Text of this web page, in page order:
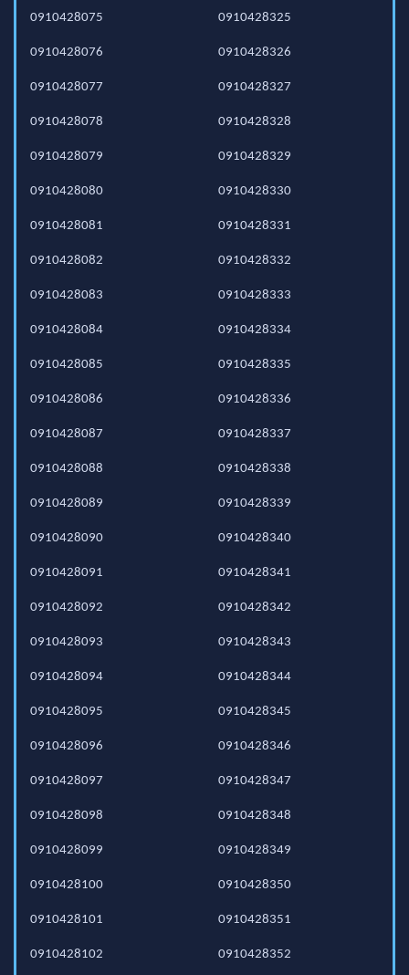
0910428075
0910428076
0910428077
0910428078
0910428079
0910428080
0910428081
0910428082
0910428083
0910428084
0910428085
0910428086
0910428087
0910428088
0910428089
0910428090
0910428091
0910428092
0910428093
0910428094
0910428095
0910428096
0910428097
0910428098
0910428099
0910428100
0910428101
0910428102
0910428325
0910428326
0910428327
0910428328
0910428329
0910428330
0910428331
0910428332
0910428333
0910428334
0910428335
0910428336
0910428337
0910428338
0910428339
0910428340
0910428341
0910428342
0910428343
0910428344
0910428345
0910428346
0910428347
0910428348
0910428349
0910428350
0910428351
0910428352